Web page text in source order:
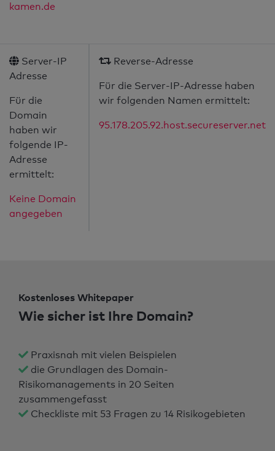
kamen.de
Server-IP
Adresse
Für die
Domain
haben wir
folgende IP-
Adresse
ermittelt:
Keine Domain
angegeben
Reverse-Adresse
Für die Server-IP-Adresse haben
wir folgenden Namen ermittelt:
95.178.205.92.host.secureserver.net
Kostenloses Whitepaper
Wie sicher ist Ihre Domain?
Praxisnah mit vielen Beispielen
die Grundlagen des Domain-
Risikomanagements in 20 Seiten
zusammengefasst
Checkliste mit 53 Fragen zu 14 Risikogebieten